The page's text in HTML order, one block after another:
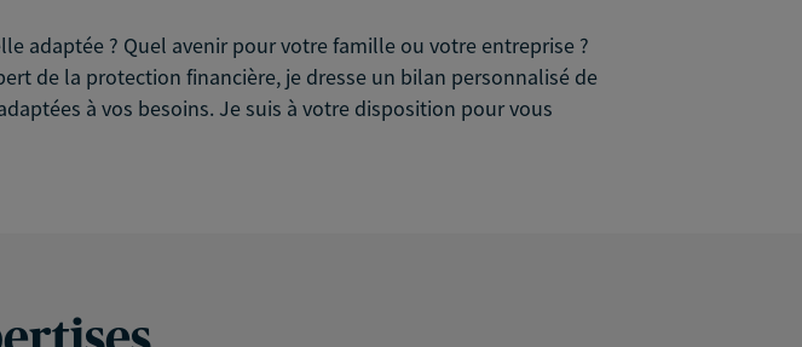
adaptée ? Quel avenir pour votre famille ou votre entreprise ?
de la protection financière, je dresse un bilan personnalisé de
à vos besoins. Je suis à votre disposition pour vous